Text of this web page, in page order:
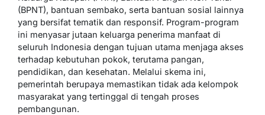
(BPNT), bantuan sembako, serta bantuan sosial lainnya
yang bersifat tematik dan responsif. Program-program
ini menyasar jutaan keluarga penerima manfaat di
seluruh Indonesia dengan tujuan utama menjaga akses
terhadap kebutuhan pokok, terutama pangan,
pendidikan, dan kesehatan. Melalui skema ini,
pemerintah berupaya memastikan tidak ada kelompok
masyarakat yang tertinggal di tengah proses
pembangunan.